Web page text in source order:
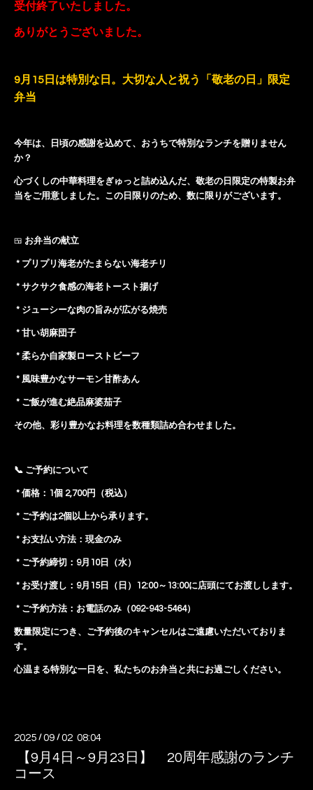
受付終了いたしました。
ありがとうございました。
9月15日は特別な日。大切な人と祝う「敬老の日」限定
弁当
今年は、日頃の感謝を込めて、おうちで特別なランチを贈りません
か？
心づくしの中華料理をぎゅっと詰め込んだ、敬老の日限定の特製お弁
当をご用意しました。この日限りのため、数に限りがございます。
🍱 お弁当の献立
* プリプリ海老がたまらない海老チリ
* サクサク食感の海老トースト揚げ
* ジューシーな肉の旨みが広がる焼売
* 甘い胡麻団子
* 柔らか自家製ローストビーフ
* 風味豊かなサーモン甘酢あん
* ご飯が進む絶品麻婆茄子
その他、彩り豊かなお料理を数種類詰め合わせました。
📞 ご予約について
* 価格：1個 2,700円（税込）
* ご予約は2個以上から承ります。
* お支払い方法：現金のみ
* ご予約締切：9月10日（水）
* お受け渡し：9月15日（日）12:00～13:00に店頭にてお渡しします。
* ご予約方法：お電話のみ（092-943-5464）
数量限定につき、ご予約後のキャンセルはご遠慮いただいておりま
す。
心温まる特別な一日を、私たちのお弁当と共にお過ごしください。
2025 /09 /02 08:04
【9月4日～9月23日】 20周年感謝のランチ
コース